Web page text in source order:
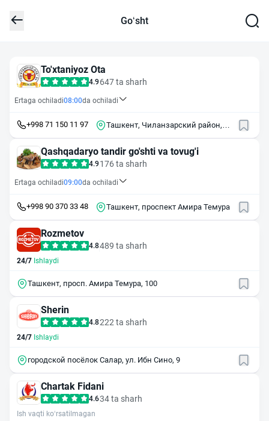
Go‘sht
To'xtaniyoz Ota
4.9 647 ta sharh
Ertaga ochiladi08:00da ochiladi
+998 71 150 11 97
Ташкент, Чиланзарский район,
Qashqadaryo tandir go'shti va tovug'i
4.9 176 ta sharh
Ertaga ochiladi09:00da ochiladi
+998 90 370 33 48 Ташкент, проспект Амира Темура
Rozmetov
4.8489 ta sharh
24/7 Ishlaydi
Ташкент, просп. Амира Темура, 100
Sherin
4.8222 ta sharh
24/7 Ishlaydi
городской посёлок Салар, ул. Ибн Сино, 9
Chartak Fidani
4.634 ta sharh
Ish vaqti ko‘rsatilmagan